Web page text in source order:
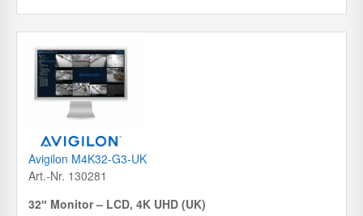
Avigilon M4K32-G3-UK
Art.-Nr. 130281
32″ Monitor – LCD, 4K UHD (UK)